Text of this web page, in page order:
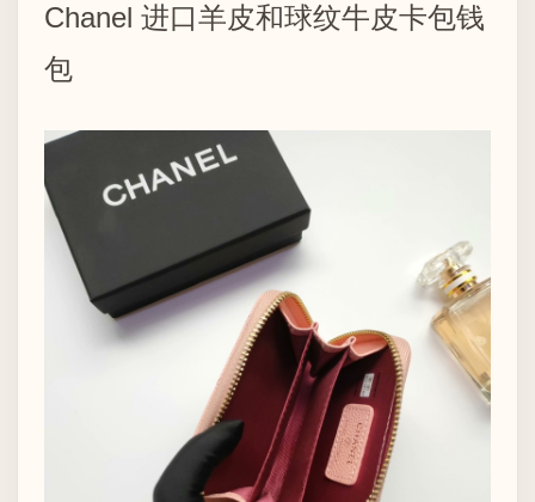
Chanel 进口羊皮和球纹牛皮卡包钱
包